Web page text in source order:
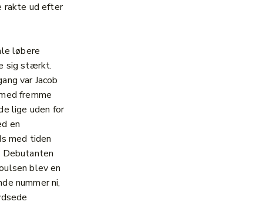
rakte ud efter
løbere
sig stærkt.
var Jacob
fremme
lige uden for
en
med tiden
blev en
nummer ni,